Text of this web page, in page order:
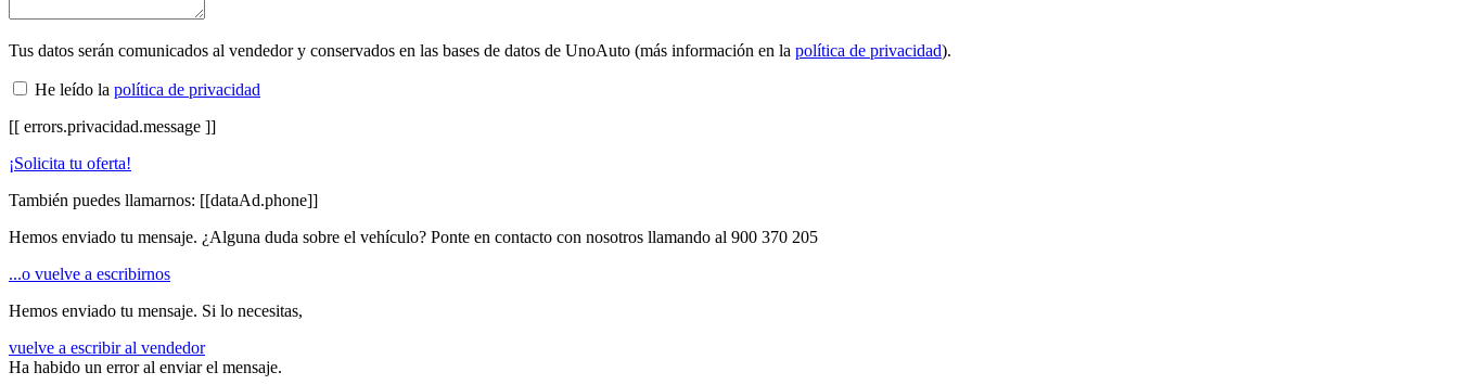
Tus datos serán comunicados al vendedor y conservados en las bases de datos de UnoAuto (más información en la política de privacidad).
He leído la política de privacidad
[[ errors.privacidad.message ]]
¡Solicita tu oferta!
También puedes llamarnos: [[dataAd.phone]]
Hemos enviado tu mensaje. ¿Alguna duda sobre el vehículo? Ponte en contacto con nosotros llamando al 900 370 205
...o vuelve a escribirnos
Hemos enviado tu mensaje. Si lo necesitas,
vuelve a escribir al vendedor
Ha habido un error al enviar el mensaje.